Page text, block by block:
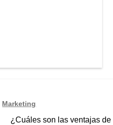
Marketing
Siguiente:
¿Cuáles son las ventajas de